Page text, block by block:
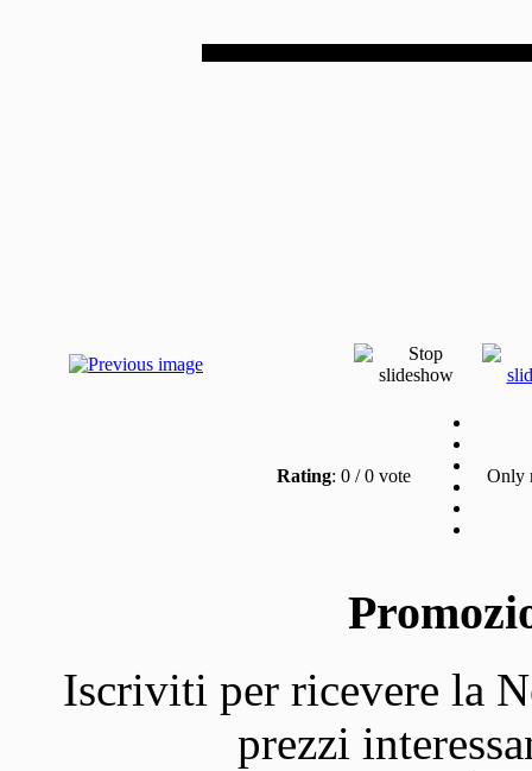
Rating: 0 / 0 vote Only
Iscriviti per ricevere la
prezzi